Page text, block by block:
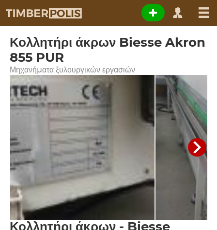
Κολλητήρι άκρων Biesse Akron
855 PUR
Μηχανήματα ξυλουργικών εργασιών
Κολλητήρι άκρων - Biesse